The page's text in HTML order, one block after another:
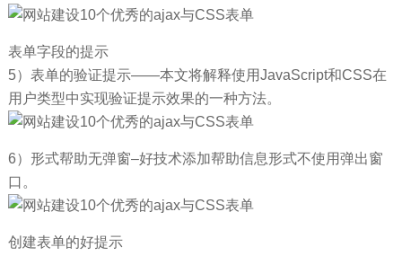
表单字段的提示
5）表单的验证提示——本文将解释使用JavaScript和CSS在
用户类型中实现验证提示效果的一种方法。
6）形式帮助无弹窗–好技术添加帮助信息形式不使用弹出窗
口。
创建表单的好提示